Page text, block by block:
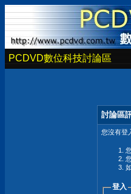
PCDVD數位科技討論區
討論區
您沒有登
登入